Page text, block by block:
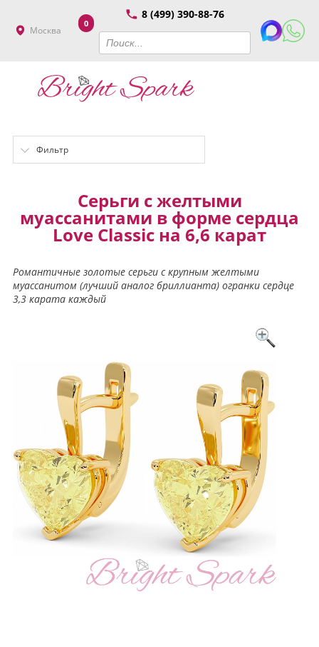
Москва
8 (499) 390-88-76
0
Фильтр
Серьги с желтыми
муассанитами в форме сердца
Love Classic на 6,6 карат
Романтичные золотые серьги с крупным желтыми
муассанитом (лучший аналог бриллианта) огранки сердце
3,3 карата каждый